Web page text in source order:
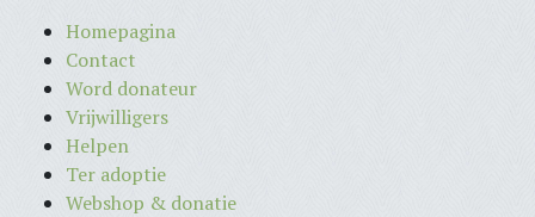
Homepagina
Contact
Word donateur
Vrijwilligers
Helpen
Ter adoptie
Webshop & donatie